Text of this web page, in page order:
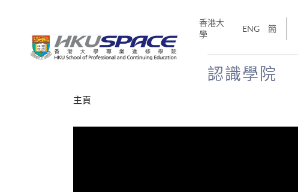
香港大
學
ENG 簡
認識學院
主頁